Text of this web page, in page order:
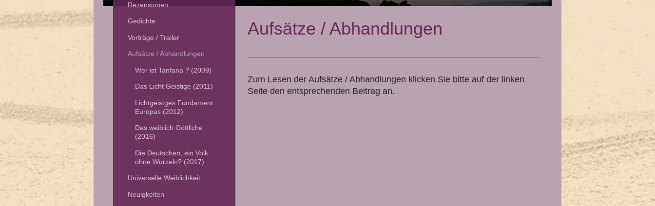
Aufsätze / Abhandlungen
Zum Lesen der Aufsätze / Abhandlungen klicken Sie bitte auf der linken
Seite den entsprechenden Beitrag an.
Rezensionen
Gedichte
Vorträge / Trailer
Aufsätze / Abhandlungen
Wer ist Tanfana ? (2009)
Das Licht Geistige (2011)
Lichtgeistges Fundament
Europas (2012)
Das weiblich Göttliche
(2016)
Die Deutschen, ein Volk
ohne Wurzeln? (2017)
Universelle Weiblichkeit
Neuigkeiten